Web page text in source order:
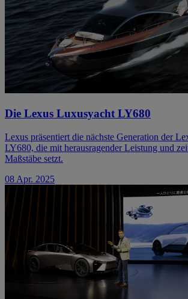
Die Lexus Luxusyacht LY680
Lexus präsentiert die nächste Generation der
LY680, die mit herausragender Leistung und
Maßstäbe setzt.
08 Apr. 2025